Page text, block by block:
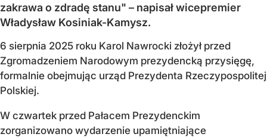
zakrawa o zdradę stanu" – napisał wicepremier
Władysław Kosiniak-Kamysz.
6 sierpnia 2025 roku Karol Nawrocki złożył przed
Zgromadzeniem Narodowym prezydencką przysięgę,
formalnie obejmując urząd Prezydenta Rzeczypospolitej
Polskiej.
W czwartek przed Pałacem Prezydenckim
zorganizowano wydarzenie upamiętniające